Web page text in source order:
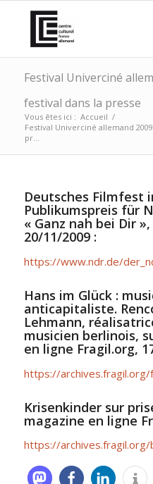
Festival Univerciné
festival dans la presse
Vous êtes ici : Accueil /
Festival Univerciné allemand
pr...
Deutsches Filmfest
Publikumspreis für
« Ganz nah bei Dir
20/11/2009 :
https://www.ndr.de/
Hans im Glück :
anticapitaliste.
Lehmann,
musicien berlinois,
en ligne Fragil.org,
https://
Krisenkinder sur
magazine en ligne
https://